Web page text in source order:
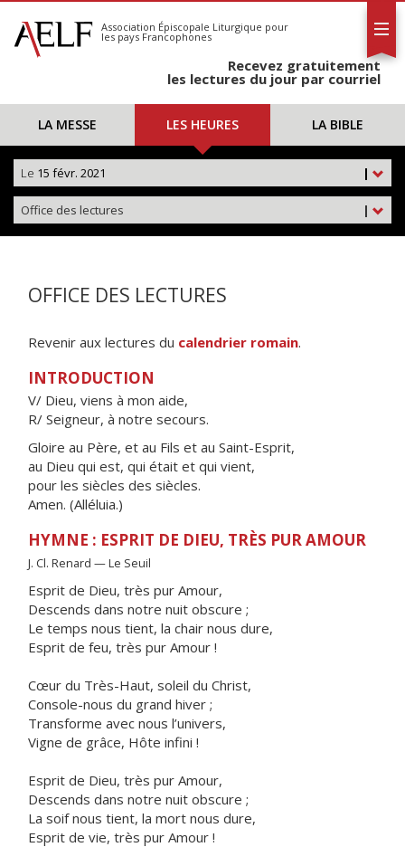
S'abonner
Calendrier
Association Épiscopale Liturgique pour
les pays Francophones
Recevez gratuitement
les lectures du jour par courriel
LA MESSE LES HEURES LA BIBLE
|
Le 15 févr. 2021
|
Office des lectures
OFFICE DES LECTURES
Revenir aux lectures du calendrier romain.
INTRODUCTION
V/ Dieu, viens à mon aide,
R/ Seigneur, à notre secours.
Gloire au Père, et au Fils et au Saint-Esprit,
au Dieu qui est, qui était et qui vient,
pour les siècles des siècles.
Amen. (Alléluia.)
HYMNE : ESPRIT DE DIEU, TRÈS PUR AMOUR
J. Cl. Renard — Le Seuil
Esprit de Dieu, très pur Amour,
Descends dans notre nuit obscure ;
Le temps nous tient, la chair nous dure,
Esprit de feu, très pur Amour !
Cœur du Très-Haut, soleil du Christ,
Console-nous du grand hiver ;
Transforme avec nous l’univers,
Vigne de grâce, Hôte infini !
Esprit de Dieu, très pur Amour,
Descends dans notre nuit obscure ;
La soif nous tient, la mort nous dure,
Esprit de vie, très pur Amour !